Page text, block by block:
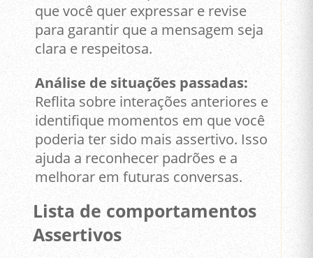
que você quer expressar e revise
para garantir que a mensagem seja
clara e respeitosa.
Análise de situações passadas:
Reflita sobre interações anteriores e
identifique momentos em que você
poderia ter sido mais assertivo. Isso
ajuda a reconhecer padrões e a
melhorar em futuras conversas.
Lista de comportamentos
Assertivos